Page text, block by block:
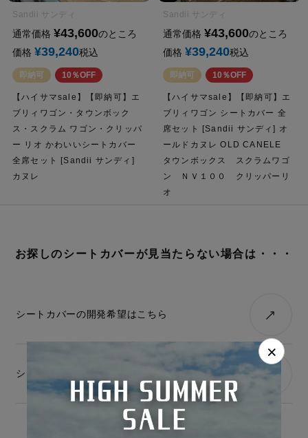
Sandii サンディ
通常価格 ¥43,600のところ
価格 ¥39,240税込
即納可 10％OFF
【ハイサマsale】【即納可】エ
ブリィワゴン・タウンボック
ス・スクラム ワゴン・クリッパ
ー リオ かわいいシートカバー
全席セット [Sandii サンディ]
カヌレ
Sandii サンディ
通常価格 ¥43,600のところ
価格 ¥39,240税込
即納可 10％OFF
【ハイサマsale】【即納可】エ
ブリィワゴン シートカバー 全
席セット [Sandii サンディ] オ
ールドカヌレ OLD CANELE
タウンボックス スクラムワゴ
ン ＮＶ１００ クリッパーリ
オ
お探しのシートカバーが見当たらない場合は・・・
シートカバーの開発希望はこちら
シートカバー開発に車両を貸与可能な方はこちら
×